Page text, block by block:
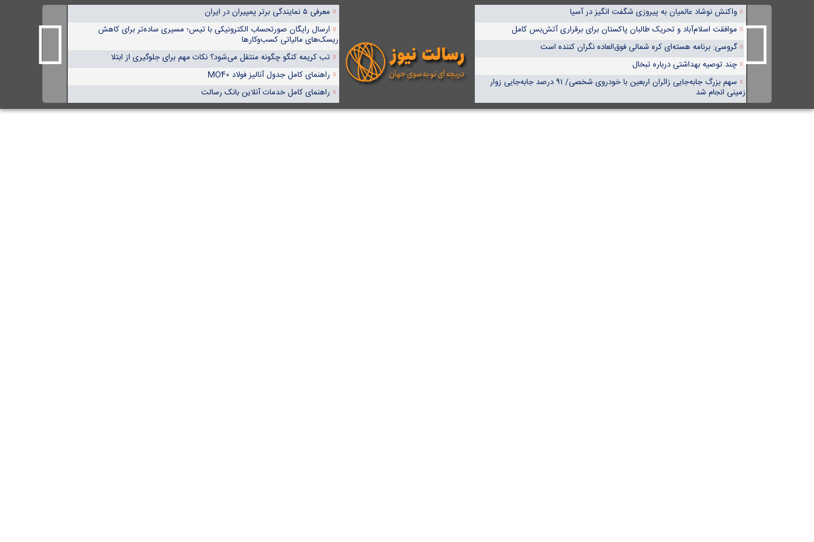
واکنش نوشاد عالمیان به پیروزی شگفت انگیز در آسیا
موافقت اسلام‌آباد و تحریک طالبان پاکستان برای برقراری آتش‌بس کامل
گروسی: برنامه هسته‌ای کره شمالی فوق‌العاده نگران کننده است
چند توصیه بهداشتی درباره تبخال
سهم بزرگ جابه‌جایی زائران اربعین با خودروی شخصی/ ۹۱ درصد جابه‌جایی زوار
زمینی انجام شد
معرفی ۵ نمایندگی برتر پمپیران در ایران
ارسال رایگان صورتحساب الکترونیکی با تیس؛ مسیری ساده‌تر برای کاهش
ریسک‌های مالیاتی کسب‌وکارها
تب کریمه کنگو چگونه منتقل می‌شود؟ نکات مهم برای جلوگیری از ابتلا
راهنمای کامل جدول آنالیز فولاد MO40
راهنمای کامل خدمات آنلاین بانک رسالت